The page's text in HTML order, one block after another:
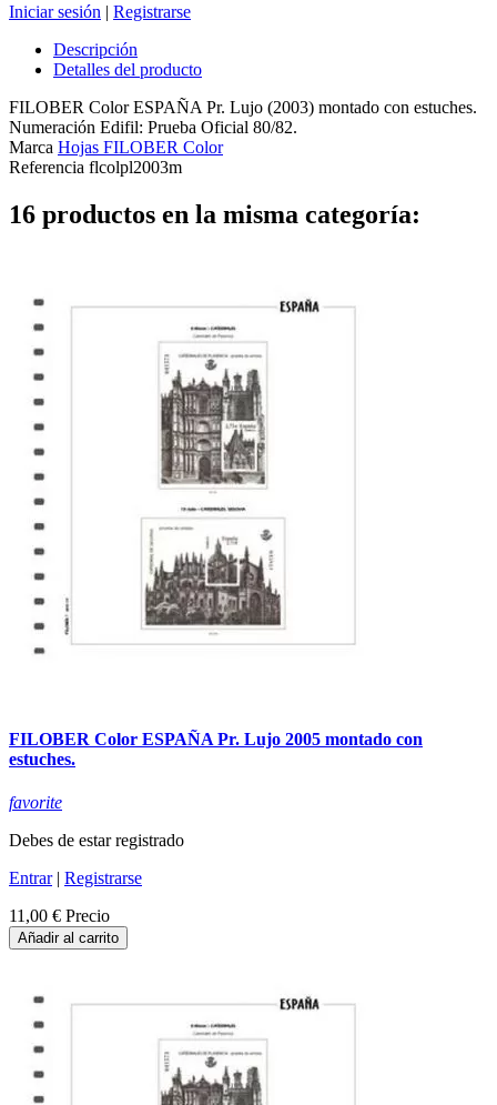
Iniciar sesión | Registrarse
Descripción
Detalles del producto
FILOBER Color ESPAÑA Pr. Lujo (2003) montado con estuches.
Numeración Edifil: Prueba Oficial 80/82.
Marca Hojas FILOBER Color
Referencia flcolpl2003m
16 productos en la misma categoría:
FILOBER Color ESPAÑA Pr. Lujo 2005 montado con
estuches.
favorite
Debes de estar registrado
Entrar| Registrarse
11,00 € Precio
Añadir al carrito